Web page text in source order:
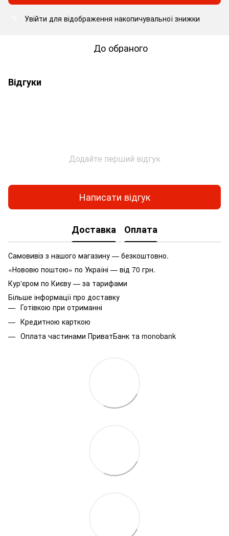
Увійти для відображення накопичувальної знижки
До обраного
Відгуки
Додайте перший відгук
Написати відгук
Доставка Оплата
Самовивіз з нашого магазину — безкоштовно.
«Нововю поштою» по Україні — від 70 грн.
Кур'єром по Києву — за тарифами
Більше інформації про доставку
Готівкою при отриманні
Кредитною карткою
Оплата частинами ПриватБанк та monobank